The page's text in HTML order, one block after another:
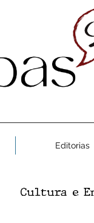
Editorias
Cultura e